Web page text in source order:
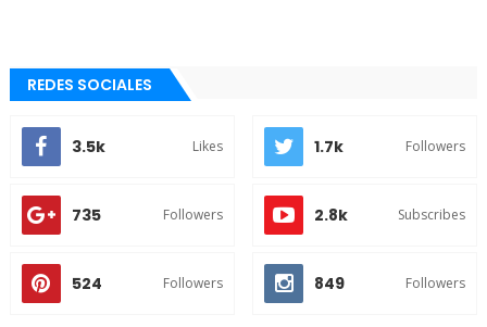
REDES SOCIALES
3.5k Likes 1.7k Followers
735 Followers 2.8k Subscribes
524 Followers 849 Followers